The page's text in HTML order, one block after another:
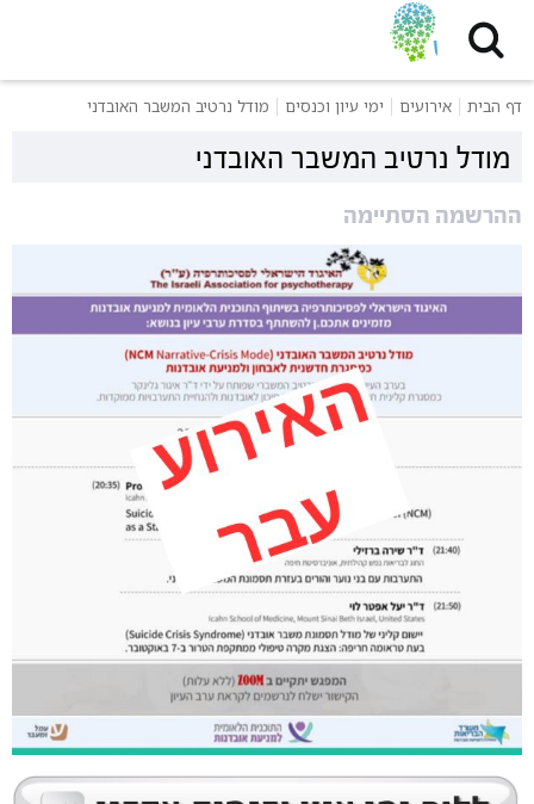
דף הבית אירועים ימי עיון וכנסים מודל נרטיב המשבר האובדני
מודל נרטיב המשבר האובדני
ההרשמה הסתיימה